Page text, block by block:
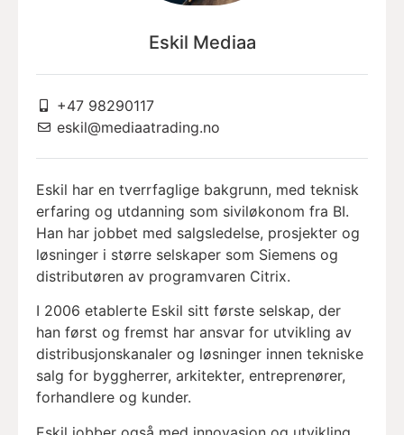
Eskil Mediaa
+47 98290117
eskil@mediaatrading.no
Eskil har en tverrfaglige bakgrunn, med teknisk
erfaring og utdanning som siviløkonom fra BI.
Han har jobbet med salgsledelse, prosjekter og
løsninger i større selskaper som Siemens og
distributøren av programvaren Citrix.
I 2006 etablerte Eskil sitt første selskap, der
han først og fremst har ansvar for utvikling av
distribusjonskanaler og løsninger innen tekniske
salg for byggherrer, arkitekter, entreprenører,
forhandlere og kunder.